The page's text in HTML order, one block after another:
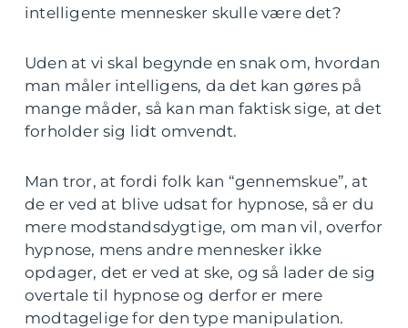
intelligente mennesker skulle være det?
Uden at vi skal begynde en snak om, hvordan
man måler intelligens, da det kan gøres på
mange måder, så kan man faktisk sige, at det
forholder sig lidt omvendt.
Man tror, at fordi folk kan “gennemskue”, at
de er ved at blive udsat for hypnose, så er du
mere modstandsdygtige, om man vil, overfor
hypnose, mens andre mennesker ikke
opdager, det er ved at ske, og så lader de sig
overtale til hypnose og derfor er mere
modtagelige for den type manipulation.